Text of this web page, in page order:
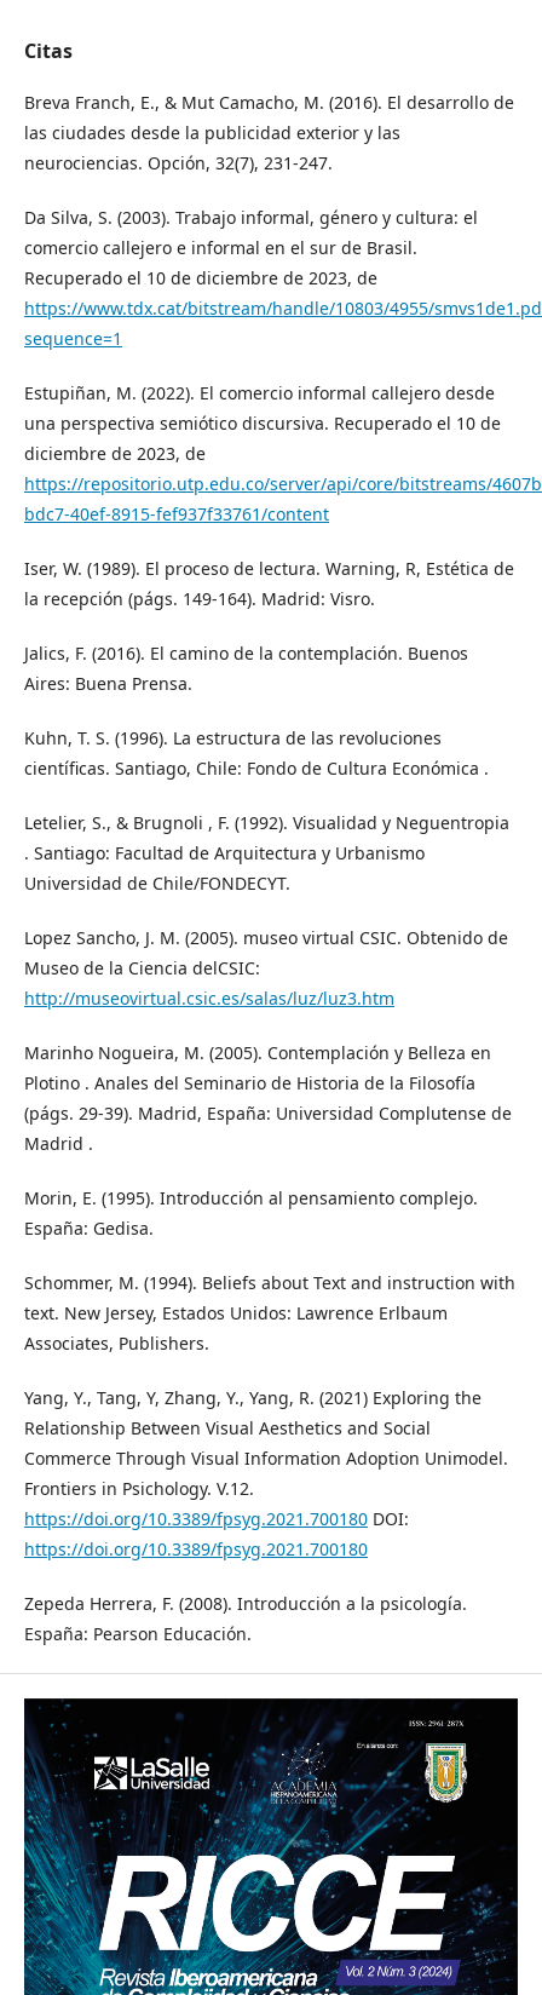
Citas
Breva Franch, E., & Mut Camacho, M. (2016). El desarrollo de
las ciudades desde la publicidad exterior y las
neurociencias. Opción, 32(7), 231-247.
Da Silva, S. (2003). Trabajo informal, género y cultura: el
comercio callejero e informal en el sur de Brasil.
Recuperado el 10 de diciembre de 2023, de
https://www.tdx.cat/bitstream/handle/10803/4955/
sequence=1
Estupiñan, M. (2022). El comercio informal callejero desde
una perspectiva semiótico discursiva. Recuperado el 10 de
diciembre de 2023, de
https://repositorio.utp.edu.co/server/api/core/bitstreams/
bdc7-40ef-8915-fef937f33761/content
Iser, W. (1989). El proceso de lectura. Warning, R, Estética de
la recepción (págs. 149-164). Madrid: Visro.
Jalics, F. (2016). El camino de la contemplación. Buenos
Aires: Buena Prensa.
Kuhn, T. S. (1996). La estructura de las revoluciones
científicas. Santiago, Chile: Fondo de Cultura Económica .
Letelier, S., & Brugnoli , F. (1992). Visualidad y Neguentropia
. Santiago: Facultad de Arquitectura y Urbanismo
Universidad de Chile/FONDECYT.
Lopez Sancho, J. M. (2005). museo virtual CSIC. Obtenido de
Museo de la Ciencia delCSIC:
http://museovirtual.csic.es/salas/luz/luz3.htm
Marinho Nogueira, M. (2005). Contemplación y Belleza en
Plotino . Anales del Seminario de Historia de la Filosofía
(págs. 29-39). Madrid, España: Universidad Complutense de
Madrid .
Morin, E. (1995). Introducción al pensamiento complejo.
España: Gedisa.
Schommer, M. (1994). Beliefs about Text and instruction with
text. New Jersey, Estados Unidos: Lawrence Erlbaum
Associates, Publishers.
Yang, Y., Tang, Y, Zhang, Y., Yang, R. (2021) Exploring the
Relationship Between Visual Aesthetics and Social
Commerce Through Visual Information Adoption Unimodel.
Frontiers in Psichology. V.12.
https://doi.org/10.3389/fpsyg.2021.700180 DOI:
https://doi.org/10.3389/fpsyg.2021.700180
Zepeda Herrera, F. (2008). Introducción a la psicología.
España: Pearson Educación.